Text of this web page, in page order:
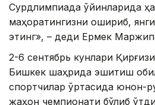
Сурдлимпиада ўйинларида
маҳоратингизни ошириб,
этинг», – деди Ермек
2-6 сентябрь кунлари
Бишкек шаҳрида эшитиш
спортчилар ўртасида юнон-
жаҳон чемпионати бўлиб